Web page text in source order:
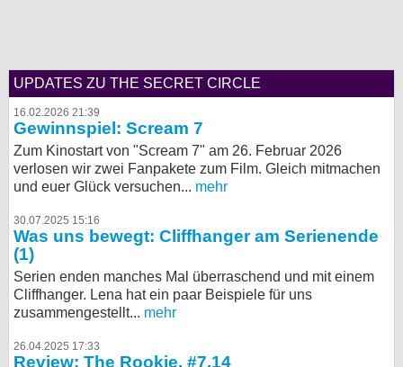
UPDATES ZU THE SECRET CIRCLE
16.02.2026 21:39
Gewinnspiel: Scream 7
Zum Kinostart von "Scream 7" am 26. Februar 2026
verlosen wir zwei Fanpakete zum Film. Gleich mitmachen
und euer Glück versuchen... mehr
30.07.2025 15:16
Was uns bewegt: Cliffhanger am Serienende
(1)
Serien enden manches Mal überraschend und mit einem
Cliffhanger. Lena hat ein paar Beispiele für uns
zusammengestellt... mehr
26.04.2025 17:33
Review: The Rookie, #7.14